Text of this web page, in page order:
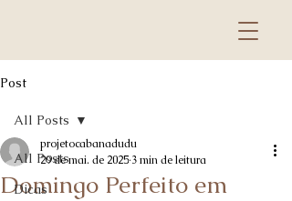
Post
All Posts
Dicas
All Posts
Domingo Perfeito em
projetocabanadudu
29 de mai. de 2025 3 min de leitura